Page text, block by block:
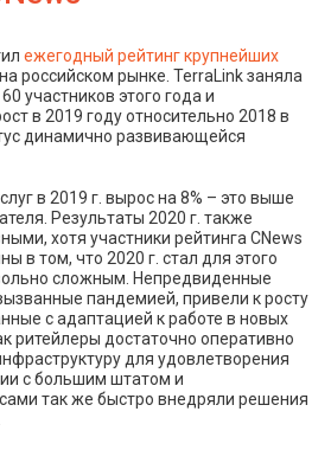
ежегодный рейтинг крупнейших
на российском рынке. TerraLink заняла
участников этого года и
в 2019 году относительно 2018 в
динамично развивающейся
в 2019 г. вырос на 8% – это выше
Результаты 2020 г. также
хотя участники рейтинга CNews
в том, что 2020 г. стал для этого
сложным. Непредвиденные
пандемией, привели к росту
с адаптацией к работе в новых
ритейлеры достаточно оперативно
для удовлетворения
с большим штатом и
так же быстро внедряли решения